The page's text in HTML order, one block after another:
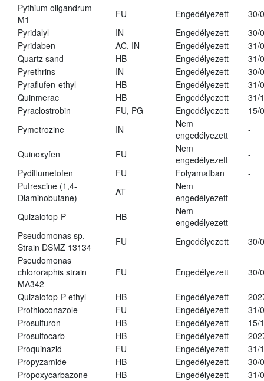
Pythium oligandrum
M1
FU Engedélyezett
30/
Pyridalyl
IN Engedélyezett
30/
Pyridaben
AC, IN Engedélyezett
31/
Quartz sand
HB Engedélyezett
31/
Pyrethrins
IN Engedélyezett
30/
Pyraflufen-ethyl
HB Engedélyezett
31/
Quinmerac
HB Engedélyezett
31/
Pyraclostrobin
FU, PG Engedélyezett
15/
Pymetrozine
IN
Nem
engedélyezett
-
Quinoxyfen FU
Nem
engedélyezett
-
Pydiflumetofen
FU Folyamatban
-
Putrescine (1,4-
Diaminobutane)
AT
Nem
engedélyezett
Quizalofop-P
HB
Nem
engedélyezett
Pseudomonas sp.
Strain DSMZ 13134
FU Engedélyezett
30/
Pseudomonas
chlororaphis strain
MA342
FU Engedélyezett 30/
Quizalofop-P-ethyl HB Engedélyezett
Prothioconazole
FU Engedélyezett
31/
Prosulfuron
HB Engedélyezett
15/
Prosulfocarb
HB Engedélyezett
Proquinazid
FU Engedélyezett
31/
Propyzamide
HB Engedélyezett
30/
Propoxycarbazone
HB Engedélyezett
31/